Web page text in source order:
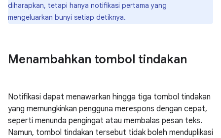
diharapkan, tetapi hanya notifikasi pertama yang
mengeluarkan bunyi setiap detiknya.
Menambahkan tombol tindakan
Notifikasi dapat menawarkan hingga tiga tombol tindakan
yang memungkinkan pengguna merespons dengan cepat,
seperti menunda pengingat atau membalas pesan teks.
Namun, tombol tindakan tersebut tidak boleh menduplikasi